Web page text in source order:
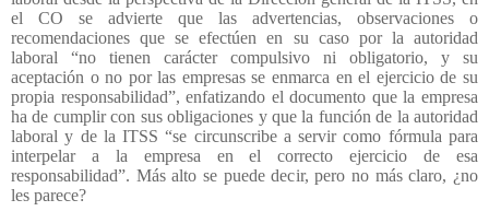
el CO se advierte que las advertencias, observaciones o
recomendaciones que se efectúen en su caso por la autoridad
laboral “no tienen carácter compulsivo ni obligatorio, y su
aceptación o no por las empresas se enmarca en el ejercicio de su
propia responsabilidad”, enfatizando el documento que la empresa
ha de cumplir con sus obligaciones y que la función de la autoridad
laboral y de la ITSS “se circunscribe a servir como fórmula para
interpelar a la empresa en el correcto ejercicio de esa
responsabilidad”. Más alto se puede decir, pero no más claro, ¿no
les parece?